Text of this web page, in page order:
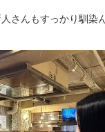
さんもすっかり馴